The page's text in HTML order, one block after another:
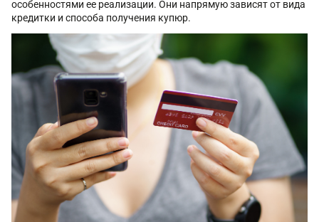
особенностями ее реализации. Они напрямую зависят от вида
кредитки и способа получения купюр.